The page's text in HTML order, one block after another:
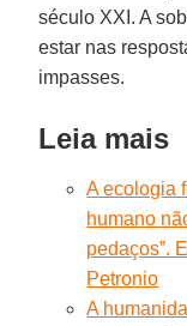
século XXI. A
estar nas
impasses.
Leia mais
A ecologia
humano
pedaços”.
Petronio
A